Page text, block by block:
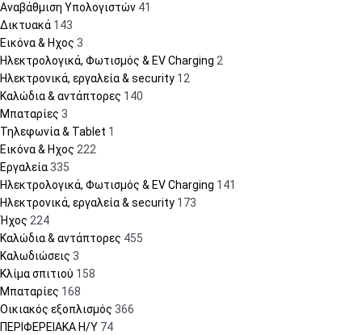
Αναβάθμιση Υπολογιστών 41
Δικτυακά 143
Εικόνα & Ηχος 3
Ηλεκτρολογικά, Φωτισμός & EV Charging 2
Ηλεκτρονικά, εργαλεία & security 12
Καλώδια & αντάπτορες 140
Μπαταρίες 3
Τηλεφωνία & Tablet 1
Εικόνα & Ηχος 222
Εργαλεία 335
Ηλεκτρολογικά, Φωτισμός & EV Charging 141
Ηλεκτρονικά, εργαλεία & security 173
Ήχος 224
Καλώδια & αντάπτορες 455
Καλωδιώσεις 3
Κλίμα σπιτιού 158
Μπαταρίες 168
Οικιακός εξοπλισμός 366
ΠΕΡΙΦΕΡΕΙΑΚΑ Η/Υ 74